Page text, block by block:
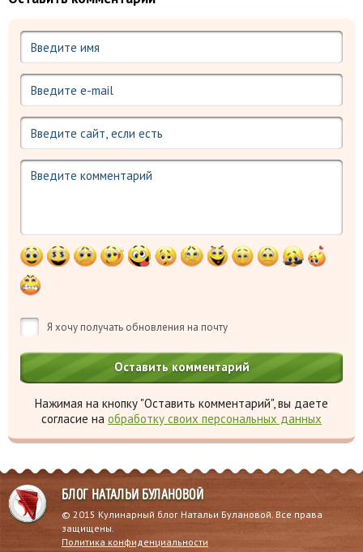
Я хочу получать обновления на почту
Нажимая на кнопку "Оставить комментарий", вы даете
согласие на обработку своих персональных данных
БЛОГ НАТАЛЬИ БУЛАНОВОЙ
© 2015 Кулинарный блог Натальи Булановой. Все права
защищены.
Политика конфиденциальности